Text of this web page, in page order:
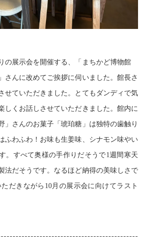
の展示会を開催する、「まちかど博物館
さんに改めてご挨拶に伺いました。館長さ
せていただきました。とてもダンディで気
しくお話しさせていただきました。 館内に
」さんのお菓子「琥珀糖」は独特の歯触り
ふわふわ！お味も生姜味、シナモン味やい
。すべて奥様の手作りだそうで1週間寒天
法だそうです。なるほど納得の美味しさで
ただきながら 10月の展示会に向けてラスト